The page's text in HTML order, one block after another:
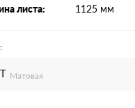
листа
1125 мм
Матовая